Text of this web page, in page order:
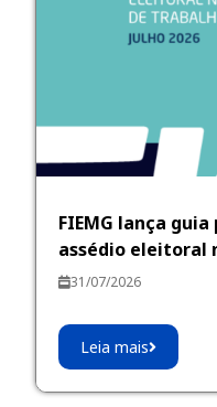
FIEMG lança
assédio eleitoral
31/07/2026
Leia mais